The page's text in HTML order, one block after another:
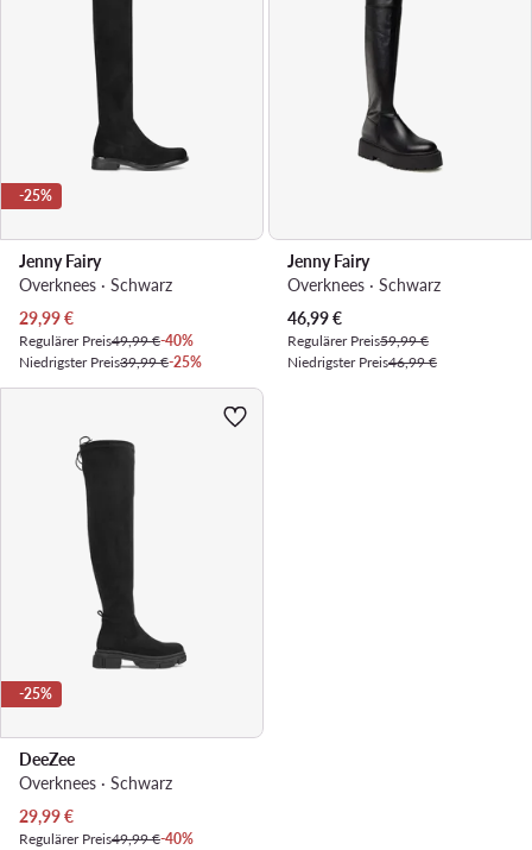
-25%
Jenny Fairy
Overknees · Schwarz
Aktueller Preis
29,99€
Regulärer Preis49,99 €-40%
Niedrigster Preis39,99 €-25%
Jenny Fairy
Overknees · Schwarz
Aktueller Preis
46,99€
Regulärer Preis59,99 €
Niedrigster Preis46,99 €
-25%
DeeZee
Overknees · Schwarz
Aktueller Preis
29,99€
Regulärer Preis49,99 €-40%